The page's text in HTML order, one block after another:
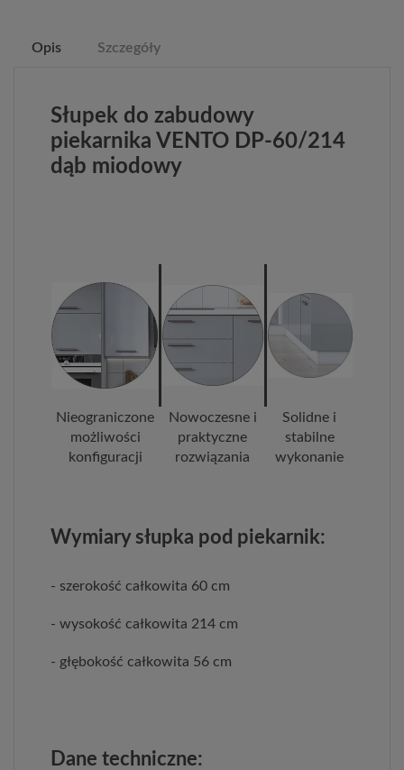
Opis Szczegóły
Słupek do zabudowy
piekarnika VENTO DP-60/214
dąb miodowy
Nieograniczone
możliwości
konfiguracji
Nowoczesne i
praktyczne
rozwiązania
Solidne i
stabilne
wykonanie
Wymiary słupka pod piekarnik:
- szerokość całkowita 60 cm
- wysokość całkowita 214 cm
- głębokość całkowita 56 cm
Dane techniczne: